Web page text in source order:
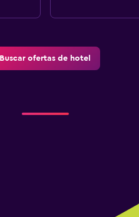
Buscar ofertas de hotel